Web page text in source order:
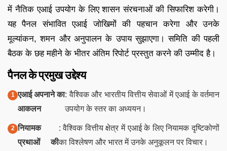
में नैतिक एआई उपयोग के लिए शासन संरचनाओं की सिफारिश करेगी।
यह पैनल संभावित एआई जोखिमों की पहचान करेगा और उनके
मूल्यांकन, शमन और अनुपालन के उपाय सुझाएगा। समिति की पहली
बैठक के छह महीने के भीतर अंतिम रिपोर्ट प्रस्तुत करने की उम्मीद है।
पैनल के प्रमुख उद्देश्य
एआई अपनाने का
आकलन
: वैश्विक और भारतीय वित्तीय सेवाओं में एआई के वर्तमान
उपयोग के स्तर का अध्ययन।
नियामक
प्रथाओं की
: वैश्विक वित्तीय क्षेत्र में एआई के लिए नियामक दृष्टिकोणों
का विश्लेषण और भारत में उनके अनुकूलन पर विचार।